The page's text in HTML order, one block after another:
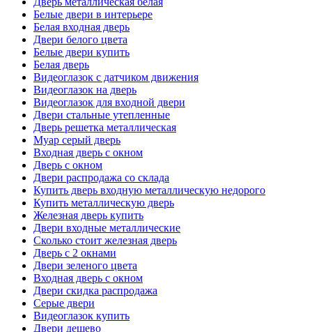
Белые двери в интерьере
Белая входная дверь
Двери белого цвета
Белые двери купить
Белая дверь
Видеоглазок с датчиком движения
Видеоглазок на дверь
Видеоглазок для входной двери
Двери стальные утепленные
Дверь решетка металлическая
Муар серый дверь
Входная дверь с окном
Дверь с окном
Двери распродажа со склада
Купить дверь входную металлическую недорого
Купить металлическую дверь
Железная дверь купить
Двери входные металлические
Сколько стоит железная дверь
Дверь с 2 окнами
Двери зеленого цвета
Входная дверь с окном
Двери скидка распродажа
Серые двери
Видеоглазок купить
Двери дешево